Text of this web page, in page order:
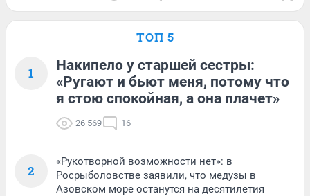
ТОП 5
1
Накипело у старшей сестры:
«Ругают и бьют меня, потому что
я стою спокойная, а она плачет»
26 569 16
2
«Рукотворной возможности нет»: в
Росрыболовстве заявили, что медузы в
Азовском море останутся на десятилетия